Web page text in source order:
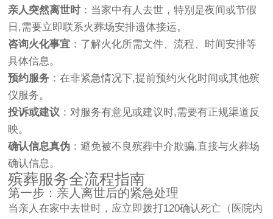
亲人突然离世时：当家中有人去世，特别是夜间或节假
日,需要立即联系火葬场安排遗体接运。
咨询火化事宜 ：了解火化所需文件、流程、时间安排等
具体信息。
预约服务 ：在非紧急情况下,提前预约火化时间或其他殡
仪服务。
投诉或建议 ：对服务有意见或建议时,需要有正规渠道反
映。
确认信息真伪 ：避免被不良殡葬中介欺骗,直接与火葬场
确认信息。
殡葬服务全流程指南
第一步：亲人离世后的紧急处理
当亲人在家中去世时，应立即拨打120确认死亡（医院内